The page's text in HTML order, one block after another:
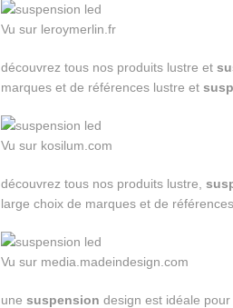
Vu sur leroymerlin.fr
découvrez tous nos produits lustre et
marques et de références lustre et
Vu sur kosilum.com
découvrez tous nos produits lustre,
large choix de marques et de
Vu sur media.madeindesign.com
une suspension design est idéale